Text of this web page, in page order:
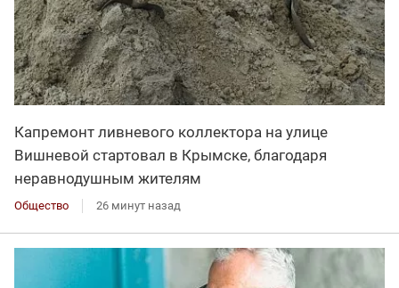
Капремонт ливневого коллектора на улице
Вишневой стартовал в Крымске, благодаря
неравнодушным жителям
Общество 26 минут назад